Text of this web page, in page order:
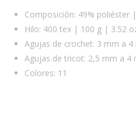
Composición: 49% poliéster
Hilo: 400 tex | 100 g | 3.52
Agujas de crochet: 3 mm a 4
Agujas de tricot: 2,5 mm a 4
Colores: 11